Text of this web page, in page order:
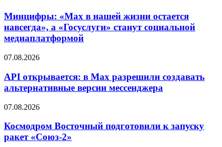
Минцифры: «Max в нашей жизни остается
навсегда», а «Госуслуги» станут социальной
медиаплатформой
07.08.2026
API открывается: в Max разрешили создавать
альтернативные версии мессенджера
07.08.2026
Космодром Восточный подготовили к запуску
ракет «Союз-2»